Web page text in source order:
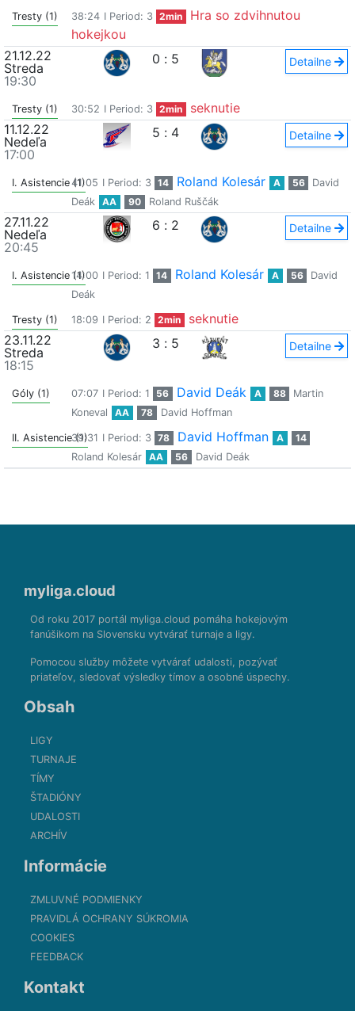
Tresty (1) 38:24 I Period: 3 2min
Hra so zdvihnutou
hokejkou
21.12.22
Streda
19:30
0 : 5 Detailne
Tresty (1) 30:52 I Period: 3 2min
seknutie
11.12.22
Nedeľa
17:00
5 : 4 Detailne
I. Asistencie (1)41:05 I Period: 3 14 Roland Kolesár A 56
David
Deák
AA 90 Roland Ruščák
27.11.22
Nedeľa
20:45
6 : 2 Detailne
I. Asistencie (1)14:00 I Period: 1 14 Roland Kolesár A 56
David
Deák
Tresty (1) 18:09 I Period: 2 2min
seknutie
23.11.22
Streda
18:15
3 : 5 Detailne
Góly (1) 07:07 I Period: 1 56 David Deák A 88
Martin
Koneval
AA 78 David Hoffman
II. Asistencie (1)
39:31 I Period: 3 78 David Hoffman A
14
Roland Kolesár
AA 56 David Deák
myliga.cloud
Od roku 2017 portál myliga.cloud pomáha hokejovým
fanúšikom na Slovensku vytvárať turnaje a ligy.
Pomocou služby môžete vytvárať udalosti, pozývať
priateľov, sledovať výsledky tímov a osobné úspechy.
Obsah
LIGY
TURNAJE
TÍMY
ŠTADIÓNY
UDALOSTI
ARCHÍV
Informácie
ZMLUVNÉ PODMIENKY
PRAVIDLÁ OCHRANY SÚKROMIA
COOKIES
FEEDBACK
Kontakt